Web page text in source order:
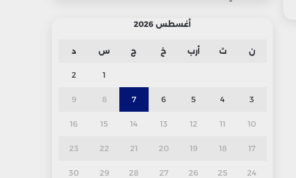
أغسطس 2026
ن ث أرب خ ج س د
1
2
3
4
5
6
7
8
9
10
11
12
13
14
15
16
17
18
19
20
21
22
23
24
25
26
27
28
29
30